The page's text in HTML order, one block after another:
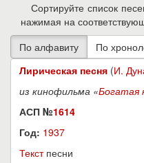
Сортируйте список
нажимая на
Лирическая песня (И.
из кинофильма «Богатая
АСП №1614
Год: 1937
Текстпесни